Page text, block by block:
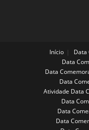
Início
Data
Data
Data
Data
Atividade Data
Data
Data
Data